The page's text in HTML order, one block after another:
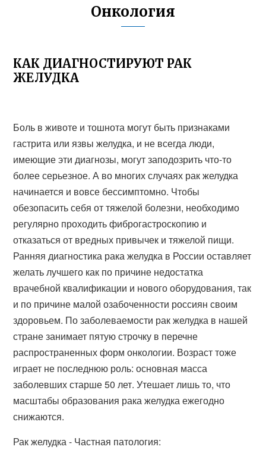
Онкология
КАК ДИАГНОСТИРУЮТ РАК
ЖЕЛУДКА
Боль в животе и тошнота могут быть признаками
гастрита или язвы желудка, и не всегда люди,
имеющие эти диагнозы, могут заподозрить что-то
более серьезное. А во многих случаях рак желудка
начинается и вовсе бессимптомно. Чтобы
обезопасить себя от тяжелой болезни, необходимо
регулярно проходить фиброгастроскопию и
отказаться от вредных привычек и тяжелой пищи.
Ранняя диагностика рака желудка в России оставляет
желать лучшего как по причине недостатка
врачебной квалификации и нового оборудования, так
и по причине малой озабоченности россиян своим
здоровьем. По заболеваемости рак желудка в нашей
стране занимает пятую строчку в перечне
распространенных форм онкологии. Возраст тоже
играет не последнюю роль: основная масса
заболевших старше 50 лет. Утешает лишь то, что
масштабы образования рака желудка ежегодно
снижаются.
Рак желудка - Частная патология: